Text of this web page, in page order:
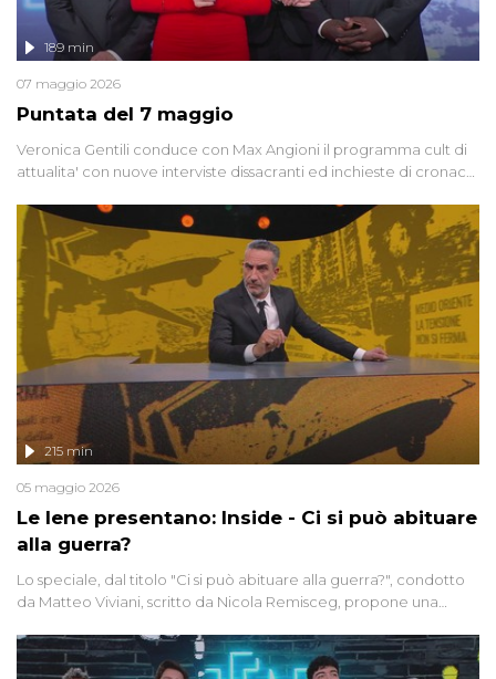
Puntata del 7 maggio
189 min
07 maggio 2026
Veronica Gentili conduce con Max Angioni il programma cult di
attualita' con nuove interviste dissacranti ed inchieste di cronaca
Le Iene presentano: Inside - Ci si può abituare
alla guerra?
215 min
05 maggio 2026
Lo speciale, dal titolo "Ci si può abituare alla guerra?", condotto
da Matteo Viviani, scritto da Nicola Remisceg, propone una
di settore - su quanto la guerra sia diventata una realtà pervasiva.
Anche se l'Italia non è direttamente coinvolta in conflitti armati, il